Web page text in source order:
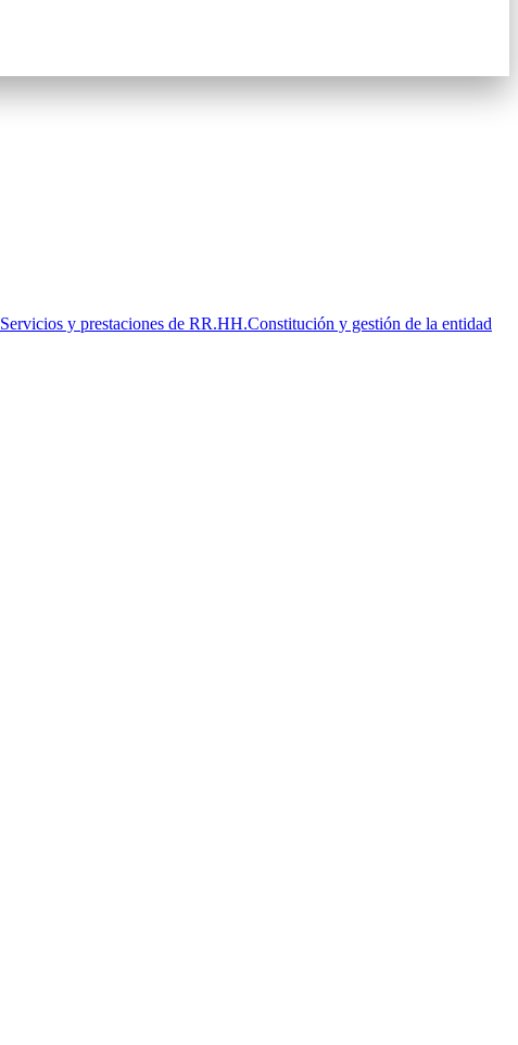
Servicios y prestaciones de RR.HH.Constitución y gestión de la entidad